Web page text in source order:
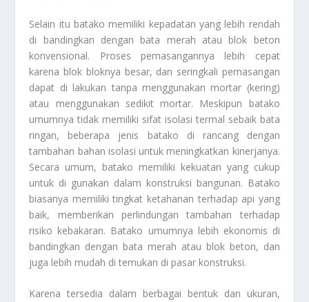
Selain itu batako memiliki kepadatan yang lebih rendah
di bandingkan dengan bata merah atau blok beton
konvensional. Proses pemasangannya lebih cepat
karena blok bloknya besar, dan seringkali pemasangan
dapat di lakukan tanpa menggunakan mortar (kering)
atau menggunakan sedikit mortar. Meskipun batako
umumnya tidak memiliki sifat isolasi termal sebaik bata
ringan, beberapa jenis batako di rancang dengan
tambahan bahan isolasi untuk meningkatkan kinerjanya.
Secara umum, batako memiliki kekuatan yang cukup
untuk di gunakan dalam konstruksi bangunan. Batako
biasanya memiliki tingkat ketahanan terhadap api yang
baik, memberikan perlindungan tambahan terhadap
risiko kebakaran. Batako umumnya lebih ekonomis di
bandingkan dengan bata merah atau blok beton, dan
juga lebih mudah di temukan di pasar konstruksi.
Karena tersedia dalam berbagai bentuk dan ukuran,